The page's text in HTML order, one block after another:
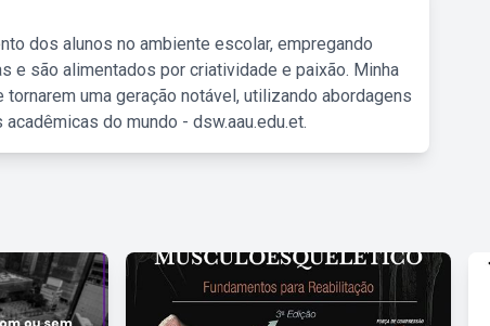
dos alunos no ambiente escolar, empregando
e são alimentados por criatividade e paixão. Minha
uma geração notável, utilizando abordagens
do mundo - dsw.aau.edu.et.